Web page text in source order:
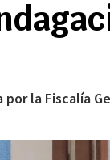
la Fiscalía